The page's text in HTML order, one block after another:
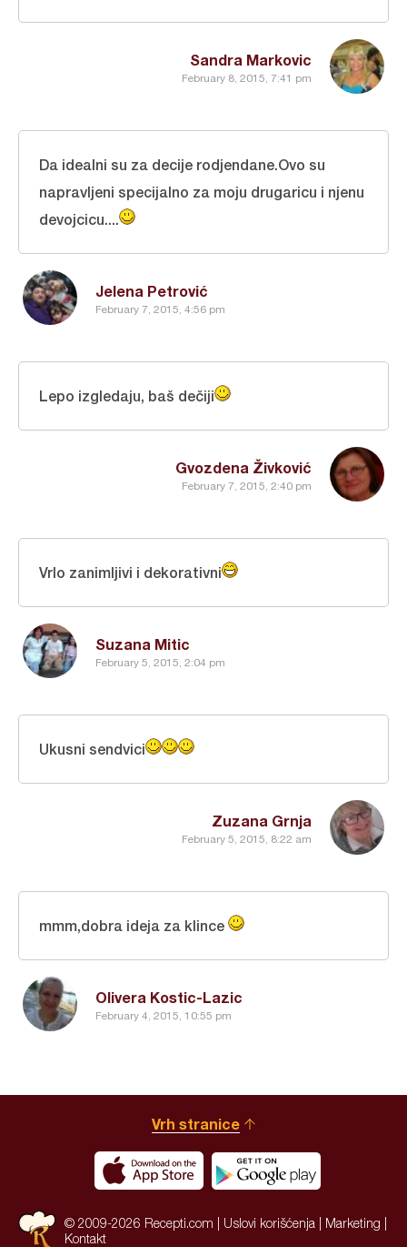
Sandra Markovic
February 8, 2015, 7:41 pm
Jelena Petrović
February 7, 2015, 4:56 pm
Da idealni su za decije rodjendane.Ovo su
napravljeni specijalno za moju drugaricu i njenu
devojcicu....
Gvozdena Živković
February 7, 2015, 2:40 pm
Lepo izgledaju, baš dečiji
Suzana Mitic
February 5, 2015, 2:04 pm
Vrlo zanimljivi i dekorativni
Zuzana Grnja
February 5, 2015, 8:22 am
Ukusni sendvici
Olivera Kostic-Lazic
February 4, 2015, 10:55 pm
mmm,dobra ideja za klince
Vrh stranice
© 2009-2026 Recepti.com | Uslovi korišćenja Marketing
Kontakt